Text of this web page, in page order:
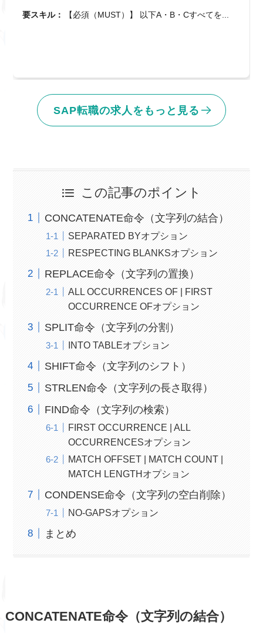
要スキル： 【必須（MUST）】 以下A・B・Cすべてを...
SAP転職の求人をもっと見る
この記事のポイント
CONCATENATE命令（文字列の結合）
SEPARATED BYオプション
RESPECTING BLANKSオプション
REPLACE命令（文字列の置換）
ALL OCCURRENCES OF | FIRST
OCCURRENCE OFオプション
SPLIT命令（文字列の分割）
INTO TABLEオプション
SHIFT命令（文字列のシフト）
STRLEN命令（文字列の長さ取得）
FIND命令（文字列の検索）
FIRST OCCURRENCE | ALL
OCCURRENCESオプション
MATCH OFFSET | MATCH COUNT |
MATCH LENGTHオプション
CONDENSE命令（文字列の空白削除）
NO-GAPSオプション
まとめ
CONCATENATE命令（文字列の結合）